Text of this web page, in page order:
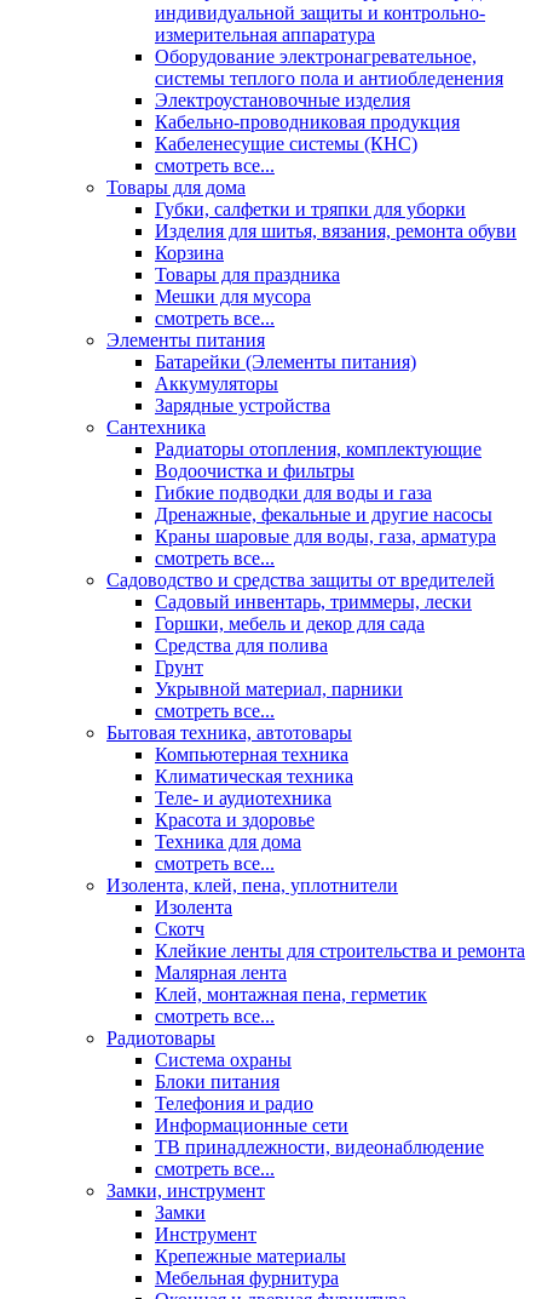
индивидуальной защиты и контрольно-
измерительная аппаратура
Оборудование электронагревательное,
системы теплого пола и антиобледенения
Электроустановочные изделия
Кабельно-проводниковая продукция
Кабеленесущие системы (КНС)
смотреть все...
Товары для дома
Губки, салфетки и тряпки для уборки
Изделия для шитья, вязания, ремонта обуви
Корзина
Товары для праздника
Мешки для мусора
смотреть все...
Элементы питания
Батарейки (Элементы питания)
Аккумуляторы
Зарядные устройства
Сантехника
Радиаторы отопления, комплектующие
Водоочистка и фильтры
Гибкие подводки для воды и газа
Дренажные, фекальные и другие насосы
Краны шаровые для воды, газа, арматура
смотреть все...
Садоводство и средства защиты от вредителей
Садовый инвентарь, триммеры, лески
Горшки, мебель и декор для сада
Средства для полива
Грунт
Укрывной материал, парники
смотреть все...
Бытовая техника, автотовары
Компьютерная техника
Климатическая техника
Теле- и аудиотехника
Красота и здоровье
Техника для дома
смотреть все...
Изолента, клей, пена, уплотнители
Изолента
Скотч
Клейкие ленты для строительства и ремонта
Малярная лента
Клей, монтажная пена, герметик
смотреть все...
Радиотовары
Система охраны
Блоки питания
Телефония и радио
Информационные сети
ТВ принадлежности, видеонаблюдение
смотреть все...
Замки, инструмент
Замки
Инструмент
Крепежные материалы
Мебельная фурнитура